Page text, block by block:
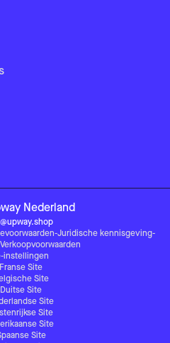
Nederland
-Juridische kennisgeving-
Verkoopvoorwaarden
instellingen
Franse Site
Site
Duitse Site
Site
Site
Site
Site